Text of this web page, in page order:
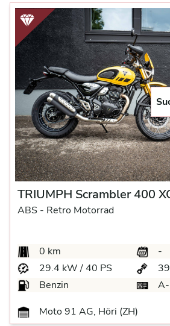
TRIUMPH Scrambler 400
ABS - Retro Motorrad
0 km
-
29.4 kW / 40 PS
Benzin
A-
Moto 91 AG, Höri (ZH)